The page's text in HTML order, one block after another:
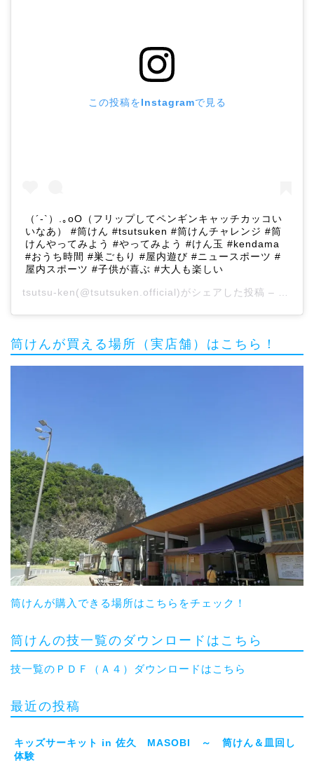
この投稿をInstagramで見る
（´-`）.｡oO（フリップしてペンギンキャッチカッコい
いなあ） #筒けん #tsutsuken #筒けんチャレンジ #筒
けんやってみよう #やってみよう #けん玉 #kendama
#おうち時間 #巣ごもり #屋内遊び #ニュースポーツ #
屋内スポーツ #子供が喜ぶ #大人も楽しい
tsutsu-ken(@tsutsuken.official)がシェアした投稿 –
筒けんが買える場所（実店舗）はこちら！
筒けんが購入できる場所はこちらをチェック！
筒けんの技一覧のダウンロードはこちら
技一覧のＰＤＦ（Ａ４）ダウンロードはこちら
最近の投稿
キッズサーキット in 佐久 MASOBI ～ 筒けん＆皿回し
体験